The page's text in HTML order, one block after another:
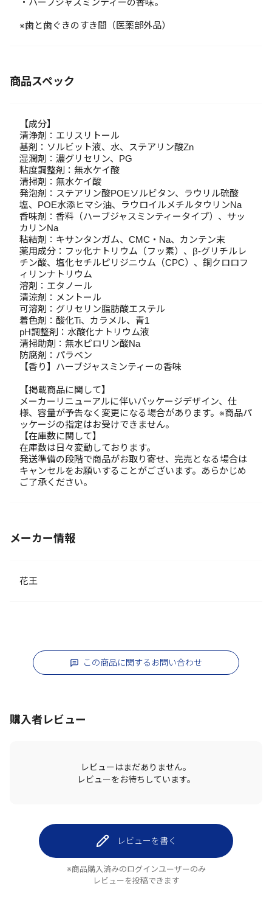
・ハーブジャスミンティーの香味。
※歯と歯ぐきのすき間（医薬部外品）
商品スペック
【成分】
清浄剤：エリスリトール
基剤：ソルビット液、水、ステアリン酸Zn
湿潤剤：濃グリセリン、PG
粘度調整剤：無水ケイ酸
清掃剤：無水ケイ酸
発泡剤：ステアリン酸POEソルビタン、ラウリル硫酸
塩、POE水添ヒマシ油、ラウロイルメチルタウリンNa
香味剤：香料（ハーブジャスミンティータイプ）、サッ
カリンNa
粘結剤：キサンタンガム、CMC・Na、カンテン末
薬用成分：フッ化ナトリウム（フッ素）、β-グリチルレ
チン酸、塩化セチルピリジニウム（CPC）、銅クロロフ
ィリンナトリウム
溶剤：エタノール
清涼剤：メントール
可溶剤：グリセリン脂肪酸エステル
着色剤：酸化Ti、カラメル、青1
pH調整剤：水酸化ナトリウム液
清掃助剤：無水ピロリン酸Na
防腐剤：パラベン
【香り】ハーブジャスミンティーの香味
【掲載商品に関して】
メーカーリニューアルに伴いパッケージデザイン、仕
様、容量が予告なく変更になる場合があります。※商品パ
ッケージの指定はお受けできません。
【在庫数に関して】
在庫数は日々変動しております。
発送準備の段階で商品がお取り寄せ、完売となる場合は
キャンセルをお願いすることがございます。あらかじめ
ご了承ください。
メーカー情報
花王
この商品に関するお問い合わせ
購入者レビュー
レビューはまだありません。
レビューをお待ちしています。
レビューを書く
※商品購入済みのログインユーザーのみ
レビューを投稿できます